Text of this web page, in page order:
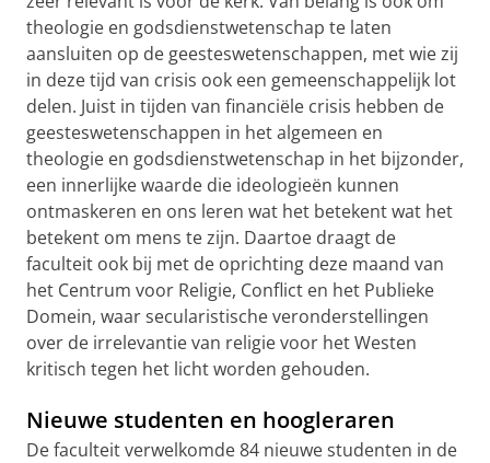
theologie en godsdienstwetenschap te laten
aansluiten op de geesteswetenschappen, met wie zij
in deze tijd van crisis ook een gemeenschappelijk lot
delen. Juist in tijden van financiële crisis hebben de
geesteswetenschappen in het algemeen en
theologie en godsdienstwetenschap in het bijzonder,
een innerlijke waarde die ideologieën kunnen
ontmaskeren en ons leren wat het betekent wat het
betekent om mens te zijn. Daartoe draagt de
faculteit ook bij met de oprichting deze maand van
het Centrum voor Religie, Conflict en het Publieke
Domein, waar secularistische veronderstellingen
over de irrelevantie van religie voor het Westen
kritisch tegen het licht worden gehouden.
Nieuwe studenten en hoogleraren
De faculteit verwelkomde 84 nieuwe studenten in de